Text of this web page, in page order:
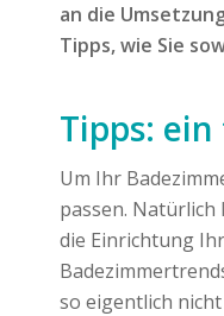
an die
Tipps, wie Sie
Tipps:
Um Ihr
passen.
die Einrichtung
so eigentlich